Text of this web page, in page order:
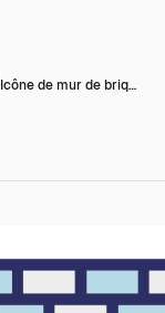
Icône de mur de briq…